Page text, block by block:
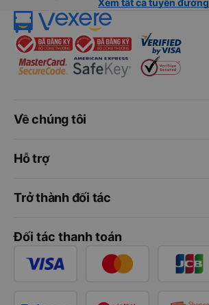
Xem tất cả tuyến đường
Về chúng tôi
Hỗ trợ
Trở thành đối tác
Đối tác thanh toán